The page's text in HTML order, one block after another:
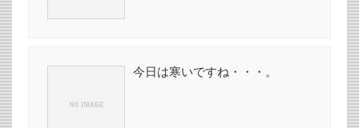
今日は寒いですね・・・。